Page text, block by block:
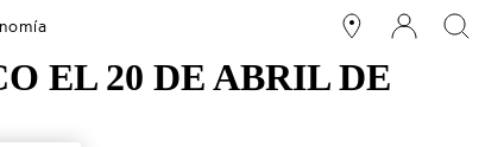
EL 20 DE ABRIL DE